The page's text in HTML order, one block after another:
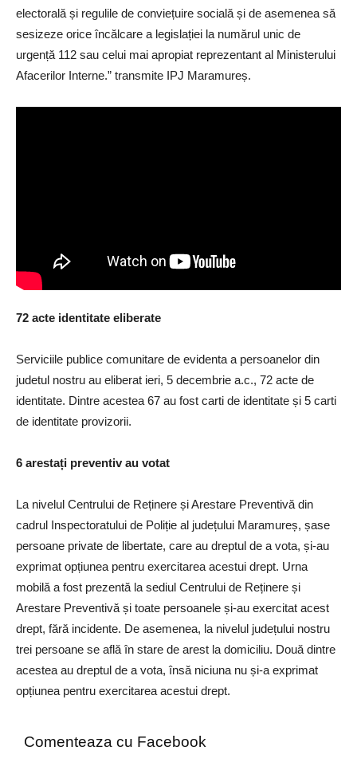
electorală și regulile de conviețuire socială și de asemenea să
sesizeze orice încălcare a legislației la numărul unic de
urgență 112 sau celui mai apropiat reprezentant al Ministerului
Afacerilor Interne.” transmite IPJ Maramureș.
72 acte identitate eliberate
Serviciile publice comunitare de evidenta a persoanelor din
judetul nostru au eliberat ieri, 5 decembrie a.c., 72 acte de
identitate. Dintre acestea 67 au fost carti de identitate și 5 carti
de identitate provizorii.
6 arestați preventiv au votat
La nivelul Centrului de Reținere și Arestare Preventivă din
cadrul Inspectoratului de Poliție al județului Maramureș, șase
persoane private de libertate, care au dreptul de a vota, și-au
exprimat opțiunea pentru exercitarea acestui drept. Urna
mobilă a fost prezentă la sediul Centrului de Reținere și
Arestare Preventivă și toate persoanele și-au exercitat acest
drept, fără incidente. De asemenea, la nivelul județului nostru
trei persoane se află în stare de arest la domiciliu. Două dintre
acestea au dreptul de a vota, însă niciuna nu și-a exprimat
opțiunea pentru exercitarea acestui drept.
Comenteaza cu Facebook